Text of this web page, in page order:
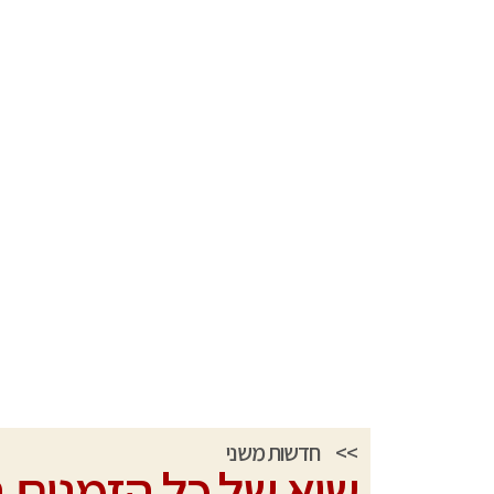
>> חדשות משני